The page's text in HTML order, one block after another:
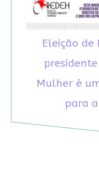
Eleição de
Mulher é
para